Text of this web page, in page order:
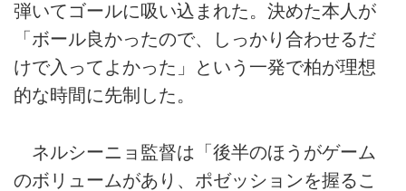
弾いてゴールに吸い込まれた。決めた本人が
「ボール良かったので、しっかり合わせるだ
けで入ってよかった」という一発で柏が理想
的な時間に先制した。
ネルシーニョ監督は「後半のほうがゲーム
のボリュームがあり、ポゼッションを握るこ